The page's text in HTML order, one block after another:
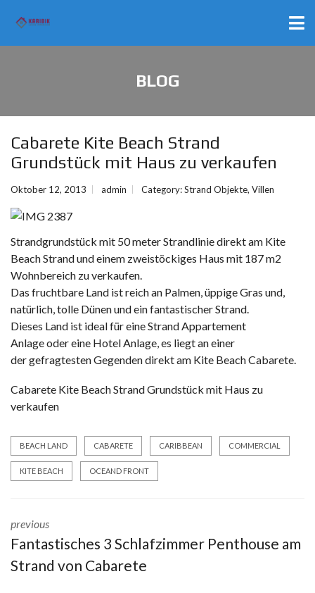
BLOG
Cabarete Kite Beach Strand
Grundstück mit Haus zu verkaufen
Oktober 12, 2013 admin Category:Strand Objekte, Villen
Strandgrundstück mit 50 meter Strandliniedirekt am Kite
Beach Strand undeinem zweistöckiges Haus mit 187 m2
Wohnbereich zu verkaufen.
Das fruchtbare Land ist reich an Palmen,üppige Gras und,
natürlich, tolle Dünen undein fantastischer Strand.
Dieses Land ist ideal füreineStrand Appartement
Anlageoder eine Hotel Anlage, es liegt an einer
dergefragtesten Gegendendirekt am Kite BeachCabarete.
Cabarete Kite Beach Strand Grundstück mit Haus zu
verkaufen
BEACH LAND CABARETE CARIBBEAN COMMERCIAL
KITE BEACH OCEAND FRONT
previous
Fantastisches 3 Schlafzimmer Penthouse am
Strand von Cabarete